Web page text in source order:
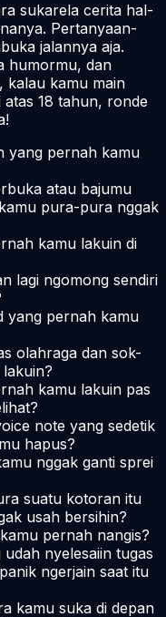
sukarela cerita hal-
Pertanyaan-
jalannya aja.
humormu, dan
kalau kamu main
18 tahun, ronde
yang pernah kamu
atau bajumu
pura-pura nggak
kamu lakuin di
lagi ngomong sendiri
yang pernah kamu
olahraga dan sok-
kamu lakuin pas
note yang sedetik
hapus?
nggak ganti sprei
suatu kotoran itu
usah bersihin?
pernah nangis?
nyelesaiin tugas
ngerjain saat itu
kamu suka di depan